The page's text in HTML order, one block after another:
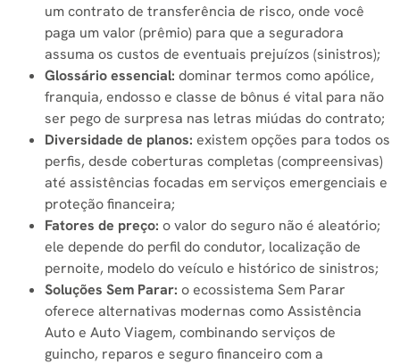
um contrato de transferência de risco, onde você
paga um valor (prêmio) para que a seguradora
assuma os custos de eventuais prejuízos (sinistros);
Glossário essencial: dominar termos como apólice,
franquia, endosso e classe de bônus é vital para não
ser pego de surpresa nas letras miúdas do contrato;
Diversidade de planos: existem opções para todos os
perfis, desde coberturas completas (compreensivas)
até assistências focadas em serviços emergenciais e
proteção financeira;
Fatores de preço: o valor do seguro não é aleatório;
ele depende do perfil do condutor, localização de
pernoite, modelo do veículo e histórico de sinistros;
Soluções Sem Parar: o ecossistema Sem Parar
oferece alternativas modernas como Assistência
Auto e Auto Viagem, combinando serviços de
guincho, reparos e seguro financeiro com a